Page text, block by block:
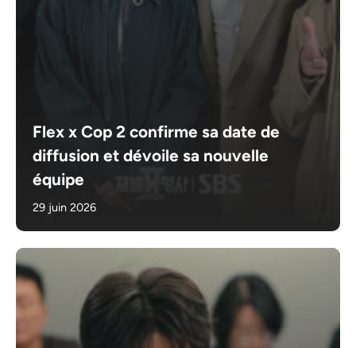
Flex x Cop 2 confirme sa date de
diffusion et dévoile sa nouvelle
équipe
29 juin 2026